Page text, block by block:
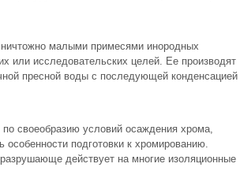
малыми примесями инородных
или исследовательских целей. Ее производят
пресной воды с последующей конденсацией
своеобразию условий осаждения хрома,
подготовки к хромированию.
действует на многие изоляционные